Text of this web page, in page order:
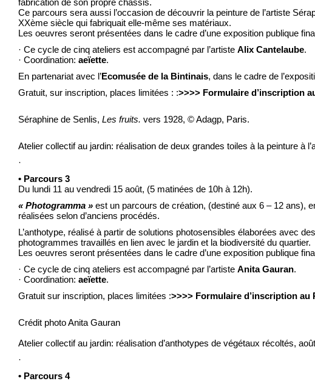
fabrication de son propre châssis.
Ce parcours sera aussi l’occasion de découvrir la peinture de l’artiste
XXème siècle qui fabriquait elle-même ses matériaux.
Les oeuvres seront présentées dans le cadre d’une exposition publique
· Ce cycle de cinq ateliers est accompagné par l’artiste Alix Cantelaube.
· Coordination: aeïette.
En partenariat avec l’Ecomusée de la Bintinais, dans le cadre de
Gratuit, sur inscription, places limitées : :>>>> Formulaire d’inscription
Séraphine de Senlis, Les fruits. vers 1928, © Adagp, Paris.
Atelier collectif au jardin: réalisation de deux grandes toiles à la peinture à
·
• Parcours 3
Du lundi 11 au vendredi 15 août, (5 matinées de 10h à 12h).
« Photogramma » est un parcours de création, (destiné aux 6 – 12 ans),
réalisées selon d’anciens procédés.
L’anthotype, réalisé à partir de solutions photosensibles élaborées avec
photogrammes travaillés en lien avec le jardin et la biodiversité du quartier.
Les oeuvres seront présentées dans le cadre d’une exposition publique
· Ce cycle de cinq ateliers est accompagné par l’artiste Anita Gauran.
· Coordination: aeïette.
Gratuit sur inscription, places limitées :>>>> Formulaire d’inscription au
Crédit photo Anita Gauran
Atelier collectif au jardin: réalisation d’anthotypes de végétaux récoltés,
·
• Parcours 4